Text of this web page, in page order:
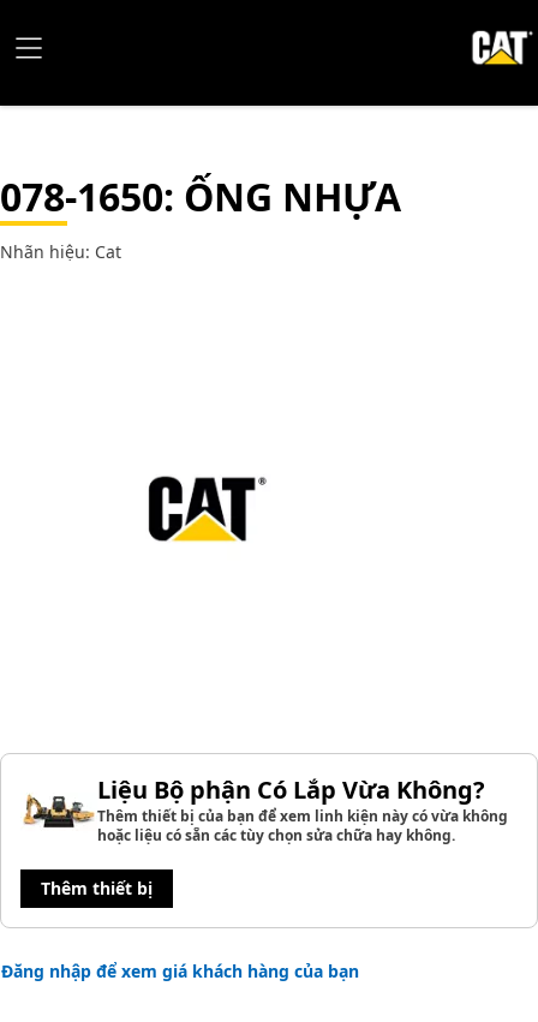
078-1650: ỐNG NHỰA
Nhãn hiệu: Cat
Liệu Bộ phận Có Lắp Vừa Không?
Thêm thiết bị của bạn để xem linh kiện này có vừa không
hoặc liệu có sẵn các tùy chọn sửa chữa hay không.
Thêm thiết bị
Đăng nhập để xem giá khách hàng của bạn